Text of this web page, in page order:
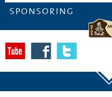
sponsoring